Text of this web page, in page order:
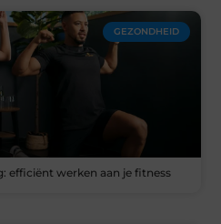
GEZONDHEID
efficiënt werken aan je fitness